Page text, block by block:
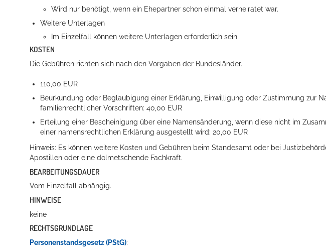
Erleben in Hockenheim
Wird nur benötigt, wenn ein Ehepartner schon einmal verheiratet war.
Weitere Unterlagen
Im Einzelfall können weitere Unterlagen erforderlich sein
KOSTEN
Die Gebühren richten sich nach den Vorgaben der Bundesländer.
110,00 EUR
Beurkundung oder Beglaubigung einer Erklärung, Einwilligung oder Zustimmung zur
familienrechtlicher Vorschriften: 40,00 EUR
Erteilung einer Bescheinigung über eine Namensänderung, wenn diese nicht im
einer namensrechtlichen Erklärung ausgestellt wird: 20,00 EUR
Hinweis: Es können weitere Kosten und Gebühren beim Standesamt oder bei
Apostillen oder eine dolmetschende Fachkraft.
BEARBEITUNGSDAUER
Vom Einzelfall abhängig.
HINWEISE
keine
RECHTSGRUNDLAGE
Personenstandsgesetz (PStG):